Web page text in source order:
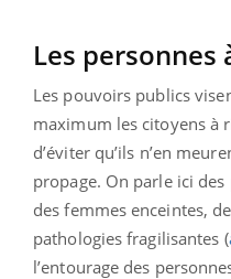
Les personnes
Les pouvoirs publics
maximum les citoyens à
d’éviter qu’ils n’en
propage. On parle ici
des femmes enceintes,
pathologies fragilisantes (
l’entourage des